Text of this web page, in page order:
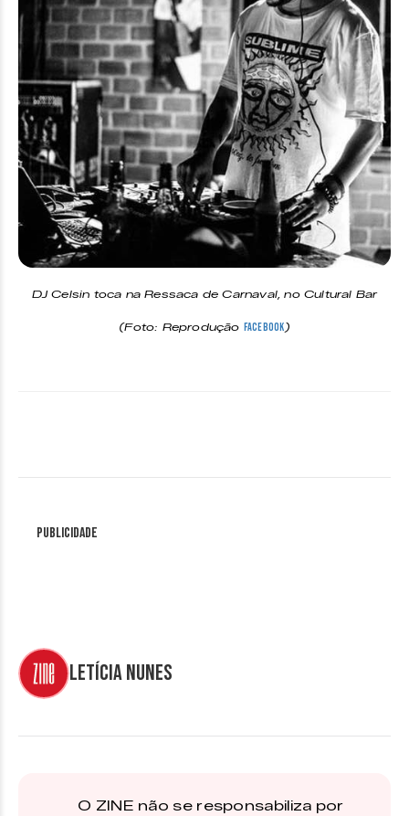
DJ Celsin toca na Ressaca de Carnaval, no Cultural Bar
(Foto: Reprodução Facebook)
Publicidade
Letícia Nunes
O ZINE não se responsabiliza por